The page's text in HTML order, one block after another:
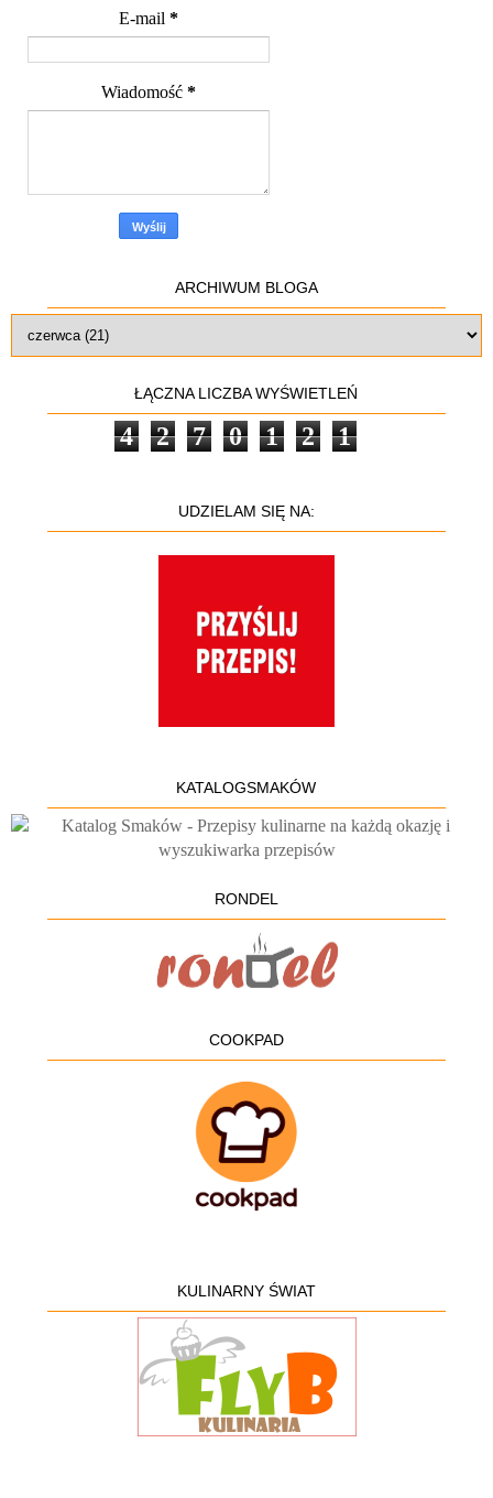
E-mail *
Wiadomość *
ARCHIWUM BLOGA
ŁĄCZNA LICZBA WYŚWIETLEŃ
4 2 7 0 1 2 1
UDZIELAM SIĘ NA:
KATALOGSMAKÓW
RONDEL
COOKPAD
KULINARNY ŚWIAT